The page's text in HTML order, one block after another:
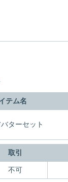
テム名
ターセット
取引
不可